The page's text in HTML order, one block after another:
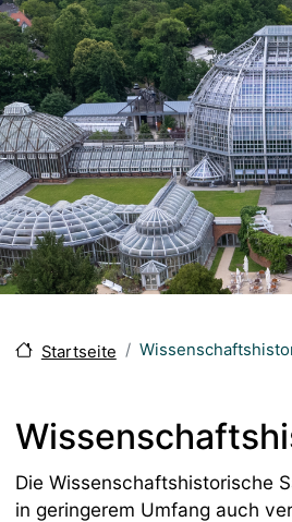
Startseite
Body
Die Wissenschaftshistorische
in geringerem Umfang auch